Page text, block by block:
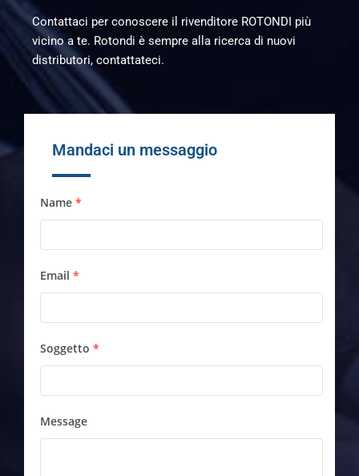
Contattaci per conoscere il rivenditore ROTONDI più
vicino a te. Rotondi è sempre alla ricerca di nuovi
distributori, contattateci.
Mandaci un messaggio
Name *
Email *
Soggetto *
Message